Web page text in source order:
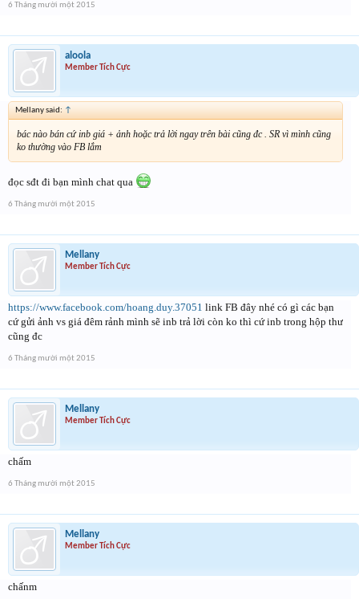
6 Tháng mười một 2015
aloola
Member Tích Cực
Mellany said: ↑
bác nào bán cứ inb giá + ảnh hoặc trả lời ngay trên bài cũng đc . SR vì mình cũng
ko thường vào FB lắm
đọc sđt đi bạn mình chat qua
6 Tháng mười một 2015
Mellany
Member Tích Cực
https://www.facebook.com/hoang.duy.37051 link FB đây nhé có gì các bạn
cứ gửi ảnh vs giá đêm rảnh mình sẽ inb trả lời còn ko thì cứ inb trong hộp thư
cũng đc
6 Tháng mười một 2015
Mellany
Member Tích Cực
chấm
6 Tháng mười một 2015
Mellany
Member Tích Cực
chấnm